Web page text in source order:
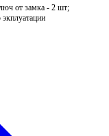
от замка - 2 шт;